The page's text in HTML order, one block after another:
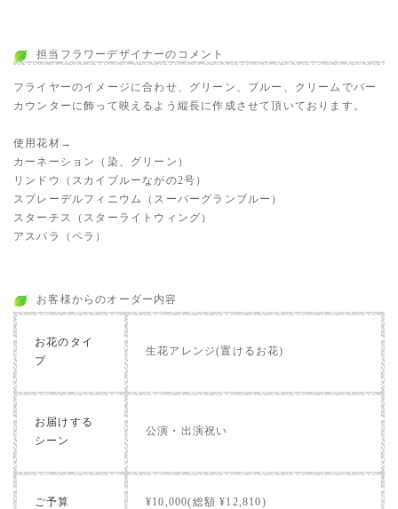
担当フラワーデザイナーのコメント
フライヤーのイメージに合わせ、グリーン、ブルー、クリームでバー
カウンターに飾って映えるよう縦長に作成させて頂いております。
使用花材→
カーネーション（染、グリーン）
リンドウ（スカイブルーながの2号）
スプレーデルフィニウム（スーパーグランブルー）
スターチス（スターライトウィング）
アスパラ（ペラ）
お客様からのオーダー内容
お花のタイ
プ
生花アレンジ(置けるお花)
お届けする
シーン
公演・出演祝い
ご予算 ¥10,000(総額 ¥12,810)